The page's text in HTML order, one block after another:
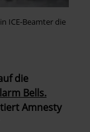
ICE-Beamter die
die
Bells.
Amnesty